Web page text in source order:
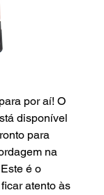
por aí! O
disponível
para
na
é o
atento às